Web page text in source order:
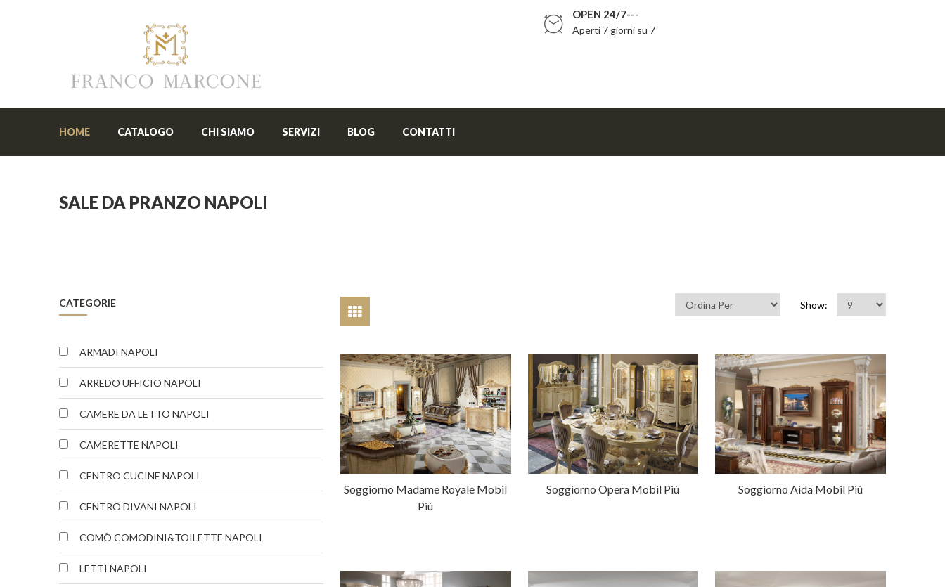
OPEN 24/7---
Aperti 7 giorni su 7
HOME CATALOGO CHI SIAMO SERVIZI BLOG CONTATTI
SALE DA PRANZO NAPOLI
CATEGORIE
ARMADI NAPOLI
ARREDO UFFICIO NAPOLI
CAMERE DA LETTO NAPOLI
CAMERETTE NAPOLI
CENTRO CUCINE NAPOLI
CENTRO DIVANI NAPOLI
COMÒ COMODINI&TOILETTE NAPOLI
LETTI NAPOLI
Show:
Soggiorno Madame Royale Mobil
Più
Soggiorno Opera Mobil Più Soggiorno Aida Mobil Più